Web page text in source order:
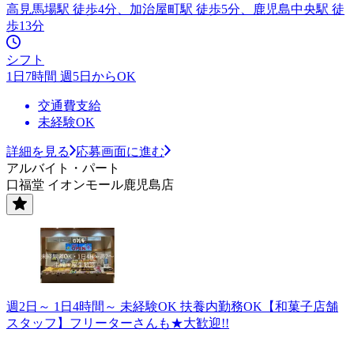
高見馬場駅 徒歩4分、加治屋町駅 徒歩5分、鹿児島中央駅 徒
歩13分
シフト
1日7時間 週5日からOK
交通費支給
未経験OK
詳細を見る
応募画面に進む
アルバイト・パート
口福堂 イオンモール鹿児島店
週2日～ 1日4時間～ 未経験OK 扶養内勤務OK【和菓子店舗
スタッフ】フリーターさんも★大歓迎!!